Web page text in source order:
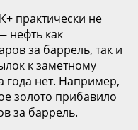
практически не
нефть как
за баррель, так и
к заметному
года нет. Например,
золото прибавило
за баррель.